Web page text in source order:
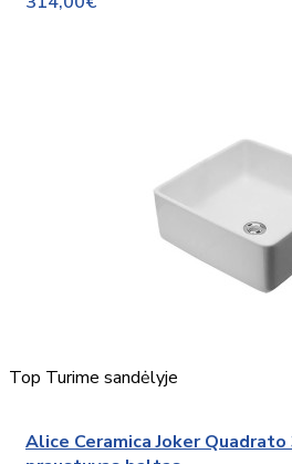
Top Turime sandėlyje
Alice Ceramica Joker